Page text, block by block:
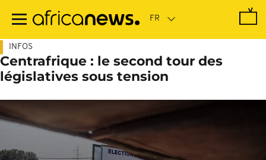
contenu
INFOS
Centrafrique : le second tour des
législatives sous tension